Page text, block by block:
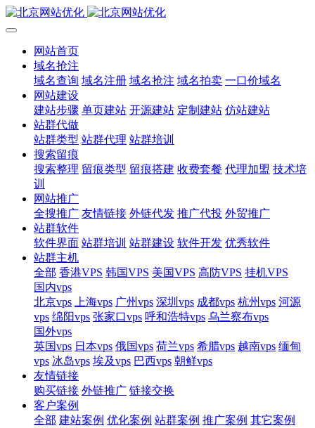
网站首页
域名抢注
域名查询 域名注册 域名抢注 域名拍卖 一口价域名
网站建设
建站步骤 单页建站 开源建站 定制建站 仿站建站
站群代做
站群类型 站群代理 站群培训
搜索留痕
搜索整理 留痕类型 留痕搭建 收费套餐 代理加盟 技术培
训
网站推广
全搜推广 友情链接 外链代发 推广代投 外贸推广
站群软件
软件界面 站群培训 站群建设 软件开发 优秀软件
站群主机
全部 香港VPS 韩国VPS 美国VPS 高防VPS 挂机VPS
国内vps
北京vps
上海vps 广州vps 深圳vps 成都vps 杭州vps 河源
vps 绵阳vps 张家口vps 呼和浩特vps 乌兰察布vps
国外vps
英国vps 日本vps 俄国vps 荷兰vps 希腊vps 越南vps 缅甸
vps 冰岛vps 埃及vps 巴西vps 朝鲜vps
友情链接
购买链接 外链推广 链接交换
客户案例
全部 建站案例 优化案例 站群案例 推广案例 其它案例